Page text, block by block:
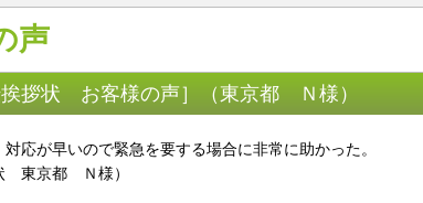
声
挨拶状 お客様の声］（東京都 Ｎ様）
応が早いので緊急を要する場合に非常に助かった。
東京都 Ｎ様）